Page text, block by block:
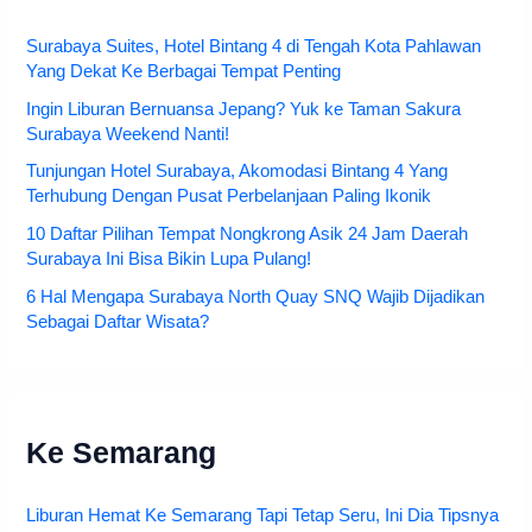
Surabaya Suites, Hotel Bintang 4 di Tengah Kota Pahlawan
Yang Dekat Ke Berbagai Tempat Penting
Ingin Liburan Bernuansa Jepang? Yuk ke Taman Sakura
Surabaya Weekend Nanti!
Tunjungan Hotel Surabaya, Akomodasi Bintang 4 Yang
Terhubung Dengan Pusat Perbelanjaan Paling Ikonik
10 Daftar Pilihan Tempat Nongkrong Asik 24 Jam Daerah
Surabaya Ini Bisa Bikin Lupa Pulang!
6 Hal Mengapa Surabaya North Quay SNQ Wajib Dijadikan
Sebagai Daftar Wisata?
Ke Semarang
Liburan Hemat Ke Semarang Tapi Tetap Seru, Ini Dia Tipsnya